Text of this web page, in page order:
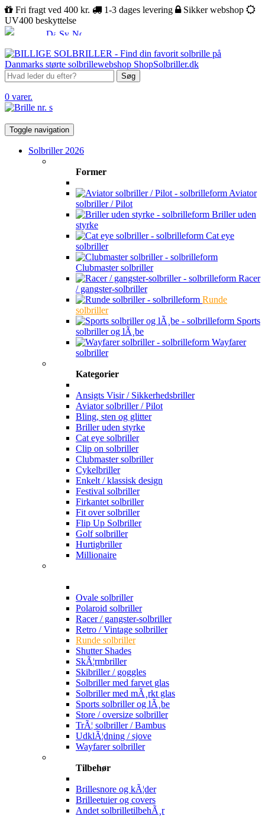
Fri fragt ved 400 kr. 1-3 dages levering
Sikker webshop
UV400 beskyttelse
Søg
0 varer.
Toggle navigation
Solbriller 2026
Former
Aviator
solbriller / Pilot
Briller uden
styrke
Cat eye
solbriller
Clubmaster solbriller
Racer
/ gangster-solbriller
Runde
solbriller
Sports
solbriller og lÃ¸be
Wayfarer
solbriller
Kategorier
Ansigts Visir / Sikkerhedsbriller
Aviator solbriller / Pilot
Bling, sten og glitter
Briller uden styrke
Cat eye solbriller
Clip on solbriller
Clubmaster solbriller
Cykelbriller
Enkelt / klassisk design
Festival solbriller
Firkantet solbriller
Fit over solbriller
Flip Up Solbriller
Golf solbriller
Hurtigbriller
Millionaire
Ovale solbriller
Polaroid solbriller
Racer / gangster-solbriller
Retro / Vintage solbriller
Runde solbriller
Shutter Shades
SkÃ¦rmbriller
Skibriller / goggles
Solbriller med farvet glas
Solbriller med mÃ¸rkt glas
Sports solbriller og lÃ¸be
Store / oversize solbriller
TrÃ¦ solbriller / Bambus
UdklÃ¦dning / sjove
Wayfarer solbriller
Tilbehør
Brillesnore og kÃ¦der
Brilleetuier og covers
Andet solbrilletilbehÃ¸r